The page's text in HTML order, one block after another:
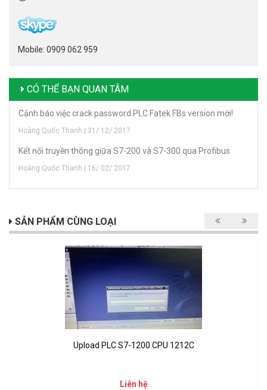
Mobile: 0909 062 959
CÓ THỂ BẠN QUAN TÂM
Cảnh báo việc crack password PLC Fatek FBs version mới!
Hoàng Quốc Thanh | 31/ 12/ 2017
Kết nối truyền thông giữa S7-200 và S7-300 qua Profibus
Hoàng Quốc Thanh | 16/ 02/ 2017
SẢN PHẨM CÙNG LOẠI
Upload PLC S7-1200 CPU 1212C
Liên hệ